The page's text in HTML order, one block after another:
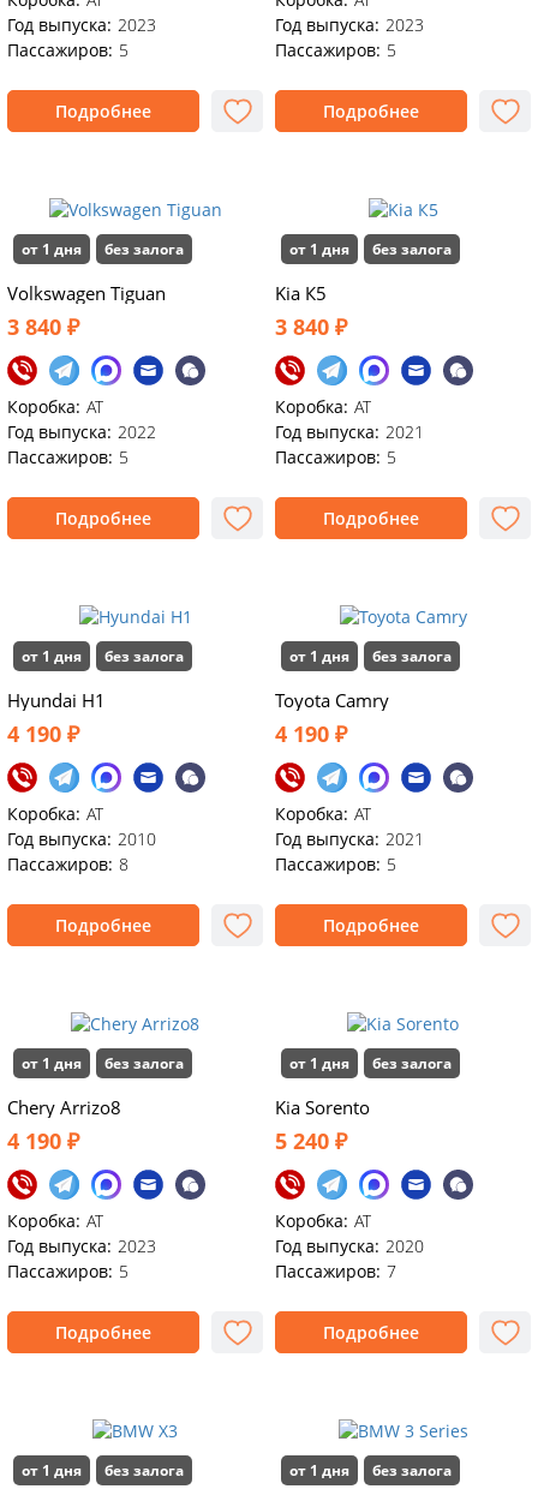
Год выпуска: 2023
Пассажиров: 5
Подробнее
Год выпуска: 2023
Пассажиров: 5
Подробнее
от 1 дня без залога
Volkswagen Tiguan
3 840 ₽
Коробка: АТ
Год выпуска: 2022
Пассажиров: 5
Подробнее
от 1 дня без залога
Kia К5
3 840 ₽
Коробка: AT
Год выпуска: 2021
Пассажиров: 5
Подробнее
от 1 дня без залога
Hyundai H1
4 190 ₽
Коробка: АТ
Год выпуска: 2010
Пассажиров: 8
Подробнее
от 1 дня без залога
Toyota Camry
4 190 ₽
Коробка: AT
Год выпуска: 2021
Пассажиров: 5
Подробнее
от 1 дня без залога
Chery Arrizo8
4 190 ₽
Коробка: АТ
Год выпуска: 2023
Пассажиров: 5
Подробнее
от 1 дня без залога
Kia Sorento
5 240 ₽
Коробка: AT
Год выпуска: 2020
Пассажиров: 7
Подробнее
от 1 дня без залога от 1 дня без залога